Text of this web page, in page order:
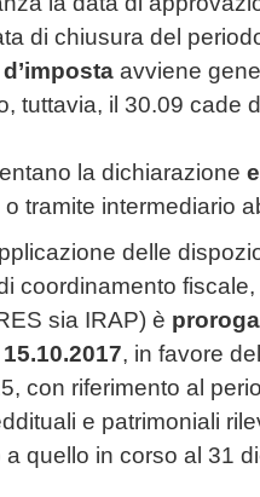
di chiusura del
avviene
tuttavia, il 30.09 cade
la dichiarazione
tramite intermediario
delle
coordinamento
sia IRAP) è
, in favore
con riferimento al
e patrimoniali
a quello in corso al 31